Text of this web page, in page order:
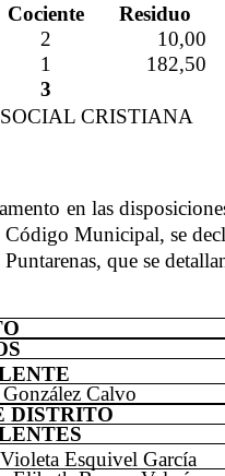
Cociente Residuo
2 10,00
1 182,50
3
CRISTIANA
en las
Municipal, se
que se
González Calvo
DISTRITO
Esquivel García